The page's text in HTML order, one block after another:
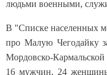
людьми военными,
В "Списке населенных
про Малую Чегодайку
Мордовско-
16 мужчин, 24